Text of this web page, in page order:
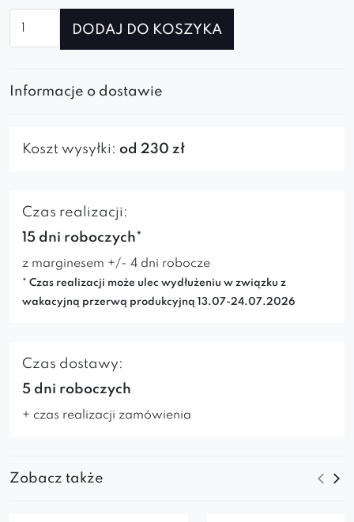
Element
do
Grand
DODAJ DO KOSZYKA
Informacje o dostawie
Koszt wysyłki: od 230 zł
Czas realizacji:
15 dni roboczych*
z marginesem +/- 4 dni robocze
* Czas realizacji może ulec wydłużeniu w związku z
wakacyjną przerwą produkcyjną 13.07-24.07.2026
Czas dostawy:
5 dni roboczych
+ czas realizacji zamówienia
Zobacz także